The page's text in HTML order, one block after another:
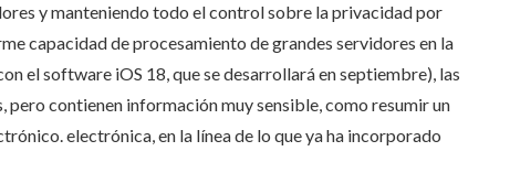
y manteniendo todo el control sobre la privacidad por
capacidad de procesamiento de grandes servidores en la
el software iOS 18, que se desarrollará en septiembre), las
contienen información muy sensible, como resumir un
electrónica, en la línea de lo que ya ha incorporado